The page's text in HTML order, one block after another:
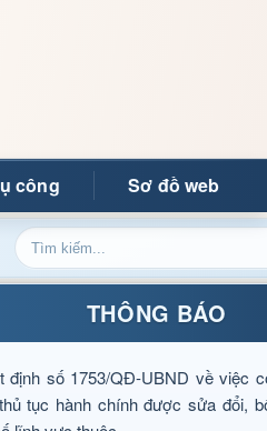
công Sơ đồ web
Ảng
THÔNG BÁO
định số 1753/QĐ-UBND về việc
tục hành chính được sửa đổi,